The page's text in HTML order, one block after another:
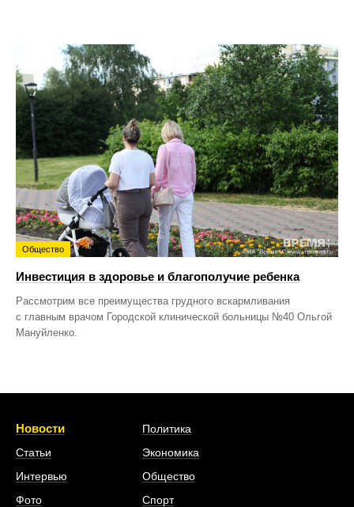
Общество
Инвестиция в здоровье и благополучие ребенка
Рассмотрим все преимущества грудного вскармливания
с главным врачом Городской клинической больницы №40 Ольгой
Мануйленко.
Новости
Статьи
Интервью
Фото
Политика
Экономика
Общество
Спорт